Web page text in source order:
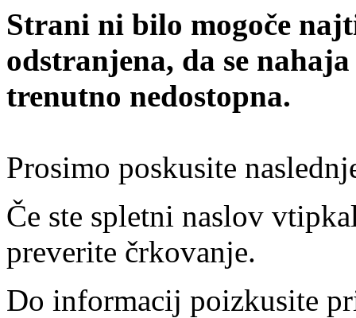
Strani ni bilo mogoče
odstranjena, da se
trenutno nedostopna.
Prosimo poskusite
Če ste spletni naslov
preverite črkovanje.
Do informacij poizkusite